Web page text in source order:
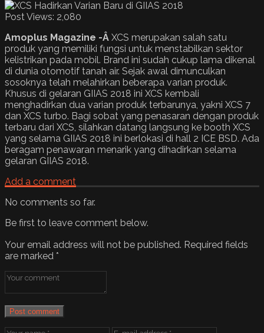
Post Views: 2,080
Amoplus Magazine -Â XCS merupakan salah satu
produk yang memiliki fungsi untuk menstabilkan sektor
kelistrikan pada mobil. Brand ini sudah cukup lama dikenal
di dunia otomotif tanah air. Sejak awal dimunculkan
sosoknya telah melahirkan beberapa varian produk.
Khusus di gelaran GIIAS 2018 ini XCS kembali
menghadirkan dua varian produk terbarunya, yakni XCS 7
dan XCS turbo. Bagi sobat yang penasaran dengan produk
terbaru dari XCS, silahkan datang langsung ke booth XCS
yang selama GIIAS 2018 ini berlokasi di hall 2 ICE BSD. Ada
beragam penawaran menarik yang dihadirkan selama
gelaran GIIAS 2018.
Add a comment
No comments so far.
Be first to leave comment below.
Your email address will not be published. Required fields
are marked *
Post comment